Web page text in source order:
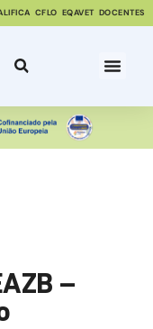
CFLO EQAVET DOCENTES
–